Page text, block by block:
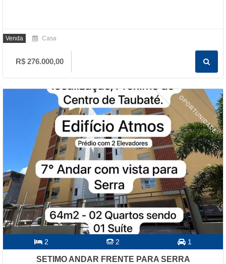
Venda Casa
R$ 276.000,00
OPORTUNIDADE
2 2 1
SETIMO ANDAR FRENTE PARA SERRA